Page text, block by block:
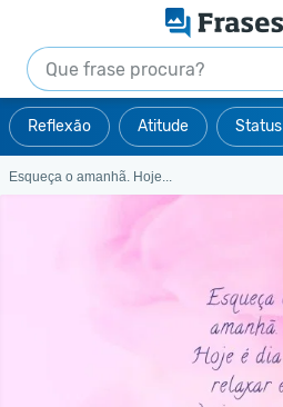
Reflexão Atitude Status
Esqueça o amanhã. Hoje...